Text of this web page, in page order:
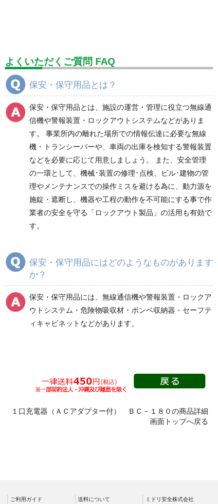
設備用品・作業補助用品 工事作業用品
分煙対策機器
電気保守用品 ワイパー クリーンルーム対策用品
防災グッズ（防災セット） 救急医療品
健康管理器具 季節商品 ウイルス対策用品
商品カテゴリ一覧
無線通信機 危険信号・警報装置
ロックアウトシステム
危険物吸収材（油・酸
ボンベ収納器 その他
よくいただくご質問 FAQ
保安・保守用品とは？
保安・保守用品とは、施設の運営・管理に役立つ無線通
信機や警報装置・ロックアウトシステムなどがありま
す。 事業所内の離れた場所での情報伝達に必要な無線
機・トランシーバーや、車両の出庫を検知する警報装置
などを必要に応じて用意しましょう。 また、安全管理
の一環として、機械･装置の修理･点検、ビル･建物の管
理やメンテナンスでの操作ミスを避ける為に、動力源を
施錠・遮断し、機器や工程の動作を不可能にする事で作
業者の安全を守る「ロックアウト製品」の活用も有効で
す。
保安・保守用品にはどのようなものがあります
か？
保安・保守用品には、無線通信機や警報装置・ロックア
ウトシステム・危険物吸収材・ボンベ収納器・セーフテ
ィキャビネットなどがあります。
１口充電器（ＡＣアダプター付） ＢＣ－１８０の商品詳細
画面トップへ戻る
ご利用ガイド 送料について ミドリ安全株式会社